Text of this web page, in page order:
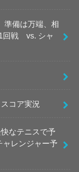
準備は万端、相
回戦 vs. シャ
コア実況
なテニスで予
レンジャー予